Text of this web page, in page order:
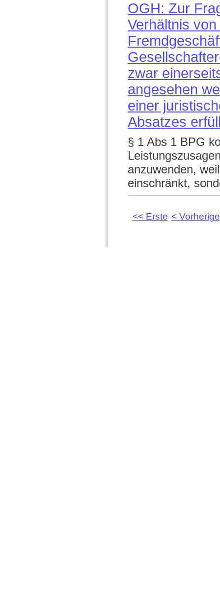
OGH: Zur
Verhältnis
zwar
angesehen
einer
Absatzes
§ 1 Abs 1 BPG
anzuwenden,
einschränkt,
<< Erste < Vorherige